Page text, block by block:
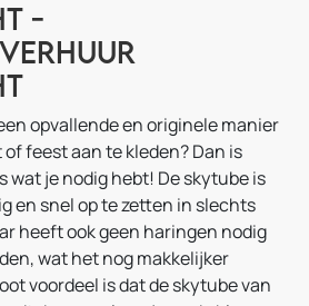
-
opvallende en originele manier
feest aan te kleden? Dan is
wat je nodig hebt! De skytube is
en snel op te zetten in slechts
heeft ook geen haringen nodig
wat het nog makkelijker
voordeel is dat de skytube van